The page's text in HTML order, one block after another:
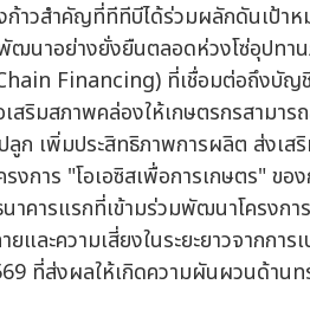
าวสำคัญที่ทีทีบีได้ร่วมผลักดันเป้า
นาอย่างยั่งยืนตลอดห่วงโซ่อุปทา
Financing) ที่เชื่อมต่อถึงบัญชี
เสริมสภาพคล่องให้เกษตรกรสามา
ลูก เพิ่มประสิทธิภาพการผลิต ส่งเ
การ "โอเอซิสเพื่อการเกษตร" ข
าคารแรกที่เข้ามร่วมพัฒนาโครงกา
และความเสี่ยงในระยะยาวจากกา
ที่ส่งผลให้เกิดความผันผวนด้าน